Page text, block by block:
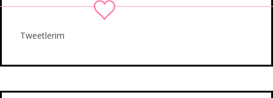
Tweetlerim